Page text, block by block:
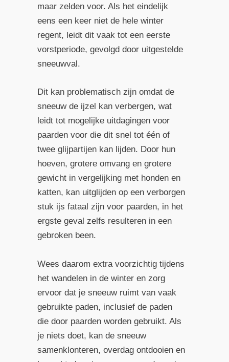
maar zelden voor. Als het eindelijk
eens een keer niet de hele winter
regent, leidt dit vaak tot een eerste
vorstperiode, gevolgd door uitgestelde
sneeuwval.
Dit kan problematisch zijn omdat de
sneeuw de ijzel kan verbergen, wat
leidt tot mogelijke uitdagingen voor
paarden voor die dit snel tot één of
twee glijpartijen kan lijden. Door hun
hoeven, grotere omvang en grotere
gewicht in vergelijking met honden en
katten, kan uitglijden op een verborgen
stuk ijs fataal zijn voor paarden, in het
ergste geval zelfs resulteren in een
gebroken been.
Wees daarom extra voorzichtig tijdens
het wandelen in de winter en zorg
ervoor dat je sneeuw ruimt van vaak
gebruikte paden, inclusief de paden
die door paarden worden gebruikt. Als
je niets doet, kan de sneeuw
samenklonteren, overdag ontdooien en